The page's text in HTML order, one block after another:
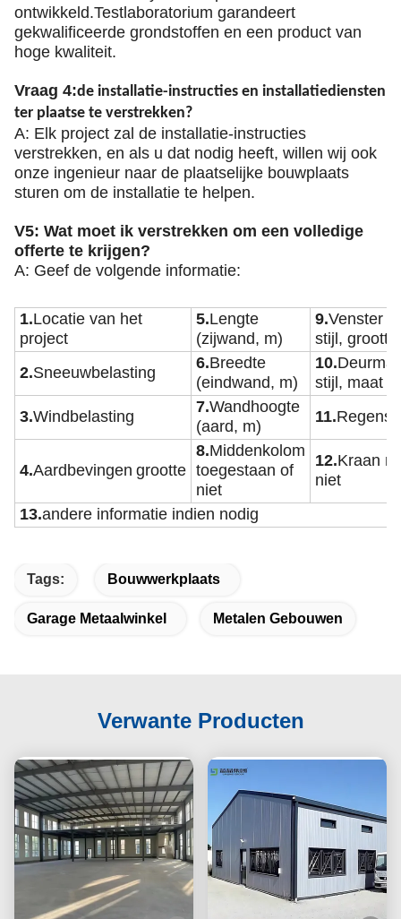
ontwikkeld.Testlaboratorium garandeert
gekwalificeerde grondstoffen en een product van
hoge kwaliteit.
Vraag 4:de installatie-instructies en installatiediensten
ter plaatse te verstrekken?
A: Elk project zal de installatie-instructies
verstrekken, en als u dat nodig heeft, willen wij ook
onze ingenieur naar de plaatselijke bouwplaats
sturen om de installatie te helpen.
V5: Wat moet ik verstrekken om een volledige
offerte te krijgen?
A: Geef de volgende informatie:
1.Locatie van het
project
5.Lengte
(zijwand, m)
9.Venster
stijl, grootte
2.Sneeuwbelasting
6.Breedte
(eindwand, m)
10.
stijl, maat
3.Windbelasting
7.Wandhoogte
(aard, m)
11.
4.Aardbevingen grootte
8.Middenkolom
toegestaan of
niet
12.Kraan
niet
13.andere informatie indien nodig
Tags: Bouwwerkplaats
Garage Metaalwinkel Metalen Gebouwen
Verwante Producten